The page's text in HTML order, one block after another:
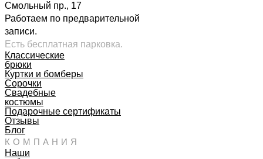
Смольный пр., 17
Работаем по предварительной
записи.
Есть бесплатная парковка.
Классические
брюки
Куртки и бомберы
Сорочки
Свадебные
костюмы
Подарочные сертификаты
Отзывы
Блог
КОМПАНИЯ
Наши